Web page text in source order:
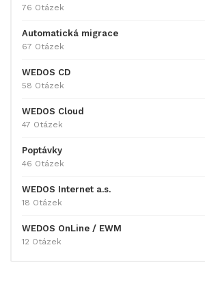
76 Otázek
Automatická migrace
67 Otázek
WEDOS CD
58 Otázek
WEDOS Cloud
47 Otázek
Poptávky
46 Otázek
WEDOS Internet a.s.
18 Otázek
WEDOS OnLine / EWM
12 Otázek